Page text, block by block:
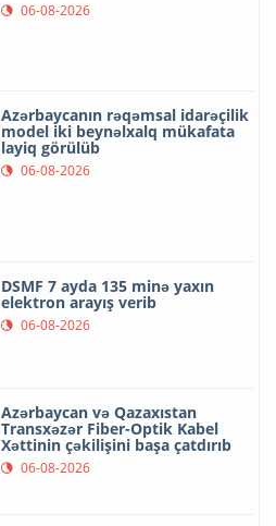
06-08-2026
Azərbaycanın rəqəmsal idarəçilik
model iki beynəlxalq mükafata
layiq görülüb
06-08-2026
DSMF 7 ayda 135 minə yaxın
elektron arayış verib
06-08-2026
Azərbaycan və Qazaxıstan
Transxəzər Fiber-Optik Kabel
Xəttinin çəkilişini başa çatdırıb
06-08-2026